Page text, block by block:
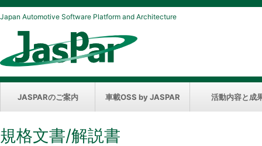
Japan Automotive Software Platform and Architecture
JASPARのご案内 車載OSS by JASPAR 活動内容と成
規格文書/解説書